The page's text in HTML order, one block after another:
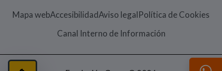
Mapa webAccesibilidadAviso legalPolítica de Cookies
Canal Interno de Información(Abre en